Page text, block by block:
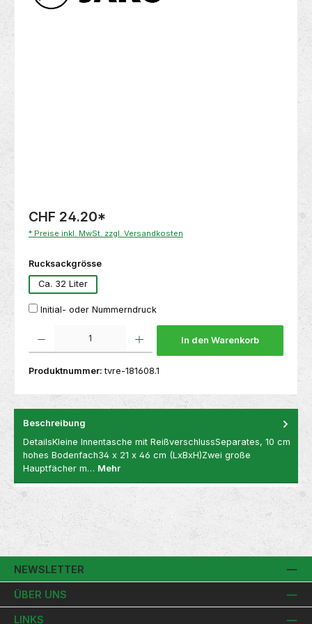
CHF 24.20*
* Preise inkl. MwSt. zzgl. Versandkosten
Rucksackgrösseauswählen
Ca. 32 Liter
Initial- oder Nummerndruck
Produkt Anzahl: Gib den gewünschten Wert ein oder benutze die Schaltflächen um
In den Warenkorb
Produktnummer:tvre-181608.1
Beschreibung
DetailsKleine Innentasche mit ReißverschlussSeparates, 10 cm
hohes Bodenfach34 x 21 x 46 cm (LxBxH)Zwei große
Hauptfächer m… Mehr
NEWSLETTER
ÜBER UNS
LINKS